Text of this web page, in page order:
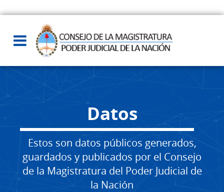
Datos
Estos son datos públicos generados,
guardados y publicados por el Consejo
de la Magistratura del Poder Judicial de
la Nación